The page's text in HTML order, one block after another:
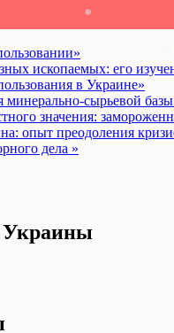
ископаемых: его
в Украине»
сырьевой
значения:
опыт преодоления
дела »